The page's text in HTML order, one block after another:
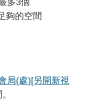
夠的空間
局(處)[另開新視